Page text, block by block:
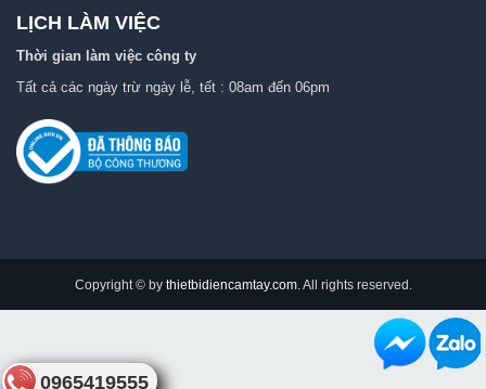
LỊCH LÀM VIỆC
Thời gian làm việc công ty
Tất cả các ngày trừ ngày lễ, tết : 08am đến 06pm
Copyright © by thietbidiencamtay.com. All rights reserved.
0965419555